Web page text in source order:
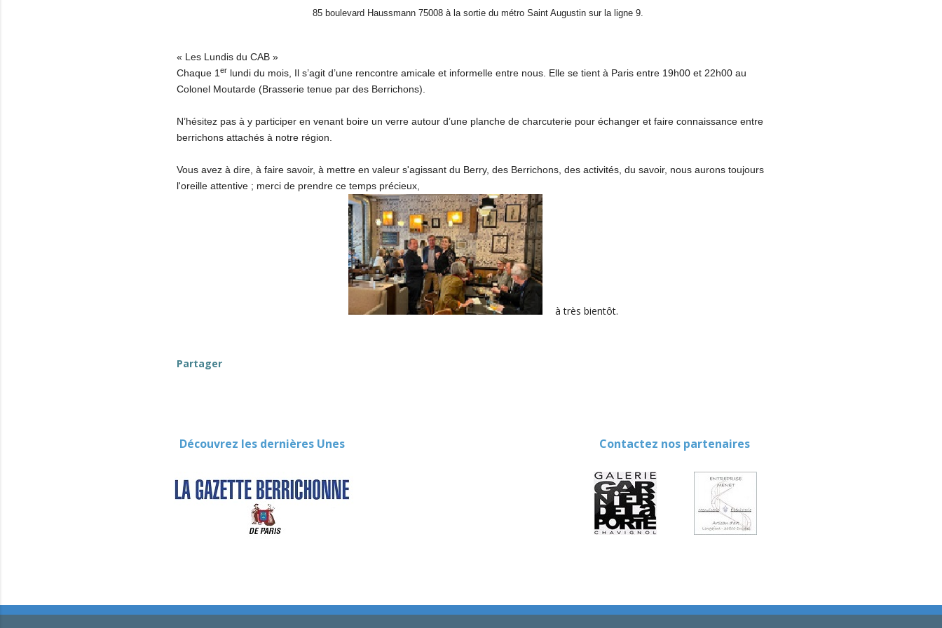
85 boulevard Haussmann 75008 à la sortie du métro Saint Augustin sur la ligne 9.
« Les Lundis du CAB »
Chaque 1 er lundi du mois, Il s’agit d’une rencontre amicale et informelle entre nous. Elle se tient à Paris entre 19h00 et 22h00 au
Colonel Moutarde (Brasserie tenue par des Berrichons).
N’hésitez pas à y participer en venant boire un verre autour d’une planche de charcuterie pour échanger et faire connaissance entre
berrichons attachés à notre région.
Vous avez à dire, à faire savoir, à mettre en valeur s'agissant du Berry, des Berrichons, des activités, du savoir, nous aurons toujours
l'oreille attentive ; merci de prendre ce temps précieux,
à très bientôt.
Partager
Découvrez les dernières Unes Contactez nos partenaires